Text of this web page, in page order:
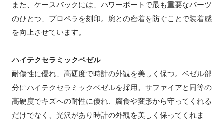
また、ケースバックには、パワーボートで最も重要なパーツ
のひとつ、プロペラを刻印。腕との密着を防ぐことで装着感
を向上させています。
ハイテクセラミックベゼル
耐傷性に優れ、高硬度で時計の外観を美しく保つ。ベゼル部
分にハイテクセラミックベゼルを採用。サファイアと同等の
高硬度でキズへの耐性に優れ、腐食や変形から守ってくれる
だけでなく、光沢があり時計の外観を美しく保ってくれま